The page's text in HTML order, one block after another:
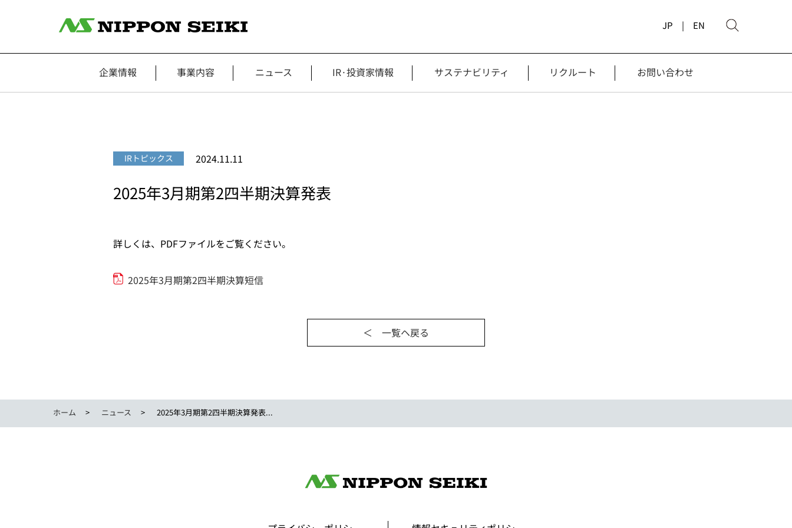
JP | EN
企業情報 事業内容 ニュース IR·投資家情報 サステナビリティ リクルート お問い合わせ
IRトピックス 2024.11.11
2025年3月期第2四半期決算発表
詳しくは、PDFファイルをご覧ください。
2025年3月期第2四半期決算短信
＜ 一覧ヘ戻る
ホーム ニュース 2025年3月期第2四半期決算発表...